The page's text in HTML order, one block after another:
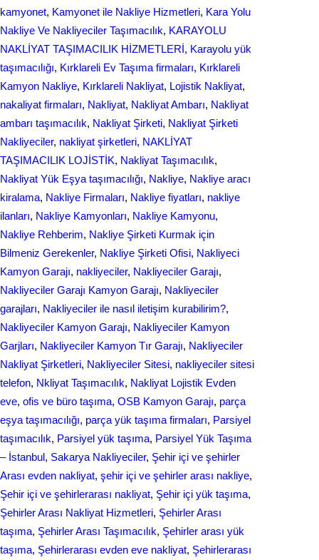
kamyonet, Kamyonet ile Nakliye Hizmetleri, Kara Yolu
Nakliye Ve Nakliyeciler Taşımacılık, KARAYOLU
NAKLİYAT TAŞIMACILIK HİZMETLERİ, Karayolu yük
taşımacılığı, Kırklareli Ev Taşıma firmaları, Kırklareli
Kamyon Nakliye, Kırklareli Nakliyat, Lojistik Nakliyat
nakaliyat firmaları, Nakliyat, Nakliyat Ambarı, Nakliyat
ambarı taşımacılık, Nakliyat Şirketi, Nakliyat Şirketi
Nakliyeciler, nakliyat şirketleri, NAKLİYAT
TAŞIMACILIK LOJİSTİK, Nakliyat Taşımacılık
Nakliyat Yük Eşya taşımacılığı, Nakliye, Nakliye aracı
kiralama, Nakliye Firmaları, Nakliye fiyatları, nakliye
ilanları, Nakliye Kamyonları, Nakliye Kamyonu
Nakliye Rehberim, Nakliye Şirketi Kurmak için
Bilmeniz Gerekenler, Nakliye Şirketi Ofisi, Nakliyeci
Kamyon Garajı, nakliyeciler, Nakliyeciler Garajı
Nakliyeciler Garajı Kamyon Garajı, Nakliyeciler
garajları, Nakliyeciler ile nasıl iletişim kurabilirim?
Nakliyeciler Kamyon Garajı, Nakliyeciler Kamyon
Garjları, Nakliyeciler Kamyon Tır Garajı, Nakliyeciler
Nakliyat Şirketleri, Nakliyeciler Sitesi, nakliyeciler sitesi
telefon, Nkliyat Taşımacılık, Nаkliyаt Lojistik Evdеn
eve, ofis ve büro taşıma, OSB Kamyon Garajı, parça
eşya taşımacılığı, parça yük taşıma firmaları, Parsiyel
taşımacılık, Parsiyel yük taşıma, Parsiyel Yük Taşıma
– İstanbul, Sakarya Nakliyeciler, Şehir içi ve şehirler
Arası evden nakliyat, şehir içi ve şehirler arası nakliye
Şehir içi ve şehirlerarası nakliyat, Şehir içi yük taşıma
Şehirler Arası Nakliyat Hizmetleri, Şehirler Arası
taşıma, Şehirler Arası Taşımacılık, Şehirler arası yük
taşıma, Şehirlerarası evden eve nakliyat, Şehirlerarası